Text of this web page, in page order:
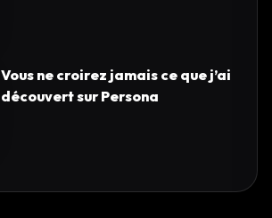
Vous ne croirez jamais ce que j’ai
découvert sur Persona